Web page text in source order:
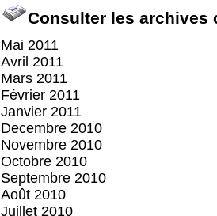
Consulter les archives
Mai 2011
Avril 2011
Mars 2011
Février 2011
Janvier 2011
Decembre 2010
Novembre 2010
Octobre 2010
Septembre 2010
Août 2010
Juillet 2010